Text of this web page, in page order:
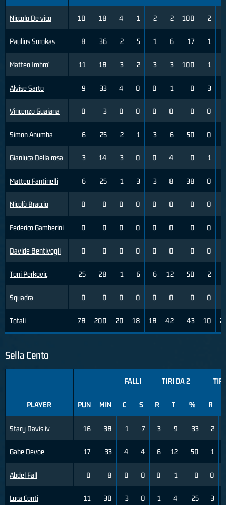
Niccolo De vico
Paulius Sorokas
Matteo Imbro'
Alvise Sarto
Vincenzo Guaiana
Simon Anumba
Gianluca Della rosa
Matteo Fantinelli
Nicolò Braccio
Federico Gamberini
Davide Bentivogli
Toni Perkovic
Squadra
Totali
10 18 4 1 2 2 100 2
8 36 2 5 1 6 17 1
11 18 3 2 3 3 100 1
9 33 4 0 0 1 0 3
0 3 0 0 0 0 0 0
6 25 2 1 3 6 50 0
3 14 3 0 0 4 0 1
6 25 1 3 3 8 38 0
0 0 0 0 0 0 0 0
0 0 0 0 0 0 0 0
0 0 0 0 0 0 0 0
25 28 1 6 6 12 50 2
0 0 0 0 0 0 0 0
78 200 20 18 18 42 43 10
Sella Cento
PLAYER
Stacy Davis iv
Gabe Devoe
Abdel Fall
Luca Conti
FALLI TIRI DA 2
PUN MIN C S R T % R
16 38 1 7 3 9 33 2
17 33 4 4 6 12 50 1
0 8 0 0 0 1 0 0
11 30 3 0 1 4 25 3